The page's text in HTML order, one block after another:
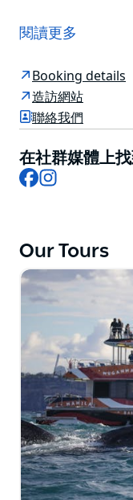
的船員擁有超過30
船隊，確保您能安
每年5月中旬至11
頭出發。他們承諾
鯨魚，否則可免費回
閱讀更多
Booking details
造訪網站
聯絡我們
在社群媒體上
Facebook
Our Tours